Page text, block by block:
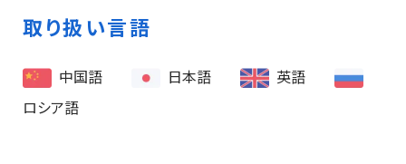
取り扱い言語
中国語 日本語
英語
ロシア語